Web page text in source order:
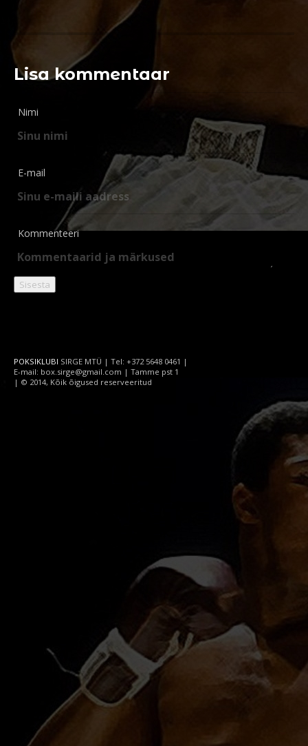
Lisa kommentaar
Nimi
E-mail
Kommenteeri
POKSIKLUBI SIRGE MTÜ | Tel: +372 5648 0461 |
E-mail: box.sirge@gmail.com | Tamme pst 1
| © 2014, Kõik õigused reserveeritud